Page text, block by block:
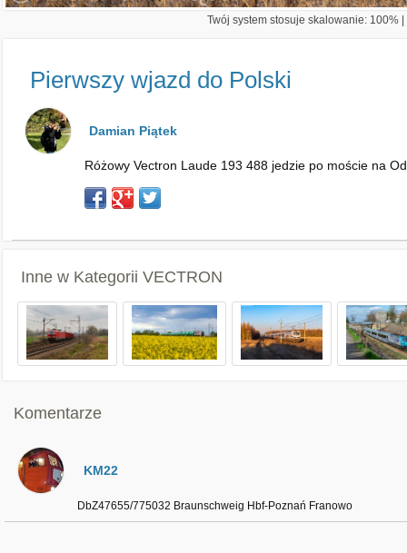
Twój system stosuje skalowanie: 100%
Pierwszy wjazd do Polski
Damian Piątek
Różowy Vectron Laude 193 488 jedzie po moście na
Inne w Kategorii VECTRON
Komentarze
KM22
DbZ47655/775032 Braunschweig Hbf-Poznań Franowo